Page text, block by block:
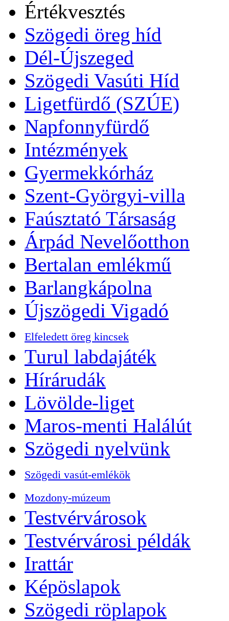
Értékvesztés
Szögedi öreg híd
Dél-Újszeged
Szögedi Vasúti Híd
Ligetfürdő (SZÚE)
Napfonnyfürdő
Intézmények
Gyermekkórház
Szent-Györgyi-villa
Faúsztató Társaság
Árpád Nevelőotthon
Bertalan emlékmű
Barlangkápolna
Újszögedi Vigadó
Elfeledett öreg kincsek
Turul labdajáték
Hírárudák
Lövölde-liget
Maros-menti Halálút
Szögedi nyelvünk
Szögedi vasút-emlékök
Mozdony-múzeum
Testvérvárosok
Testvérvárosi példák
Irattár
Képöslapok
Szögedi röplapok